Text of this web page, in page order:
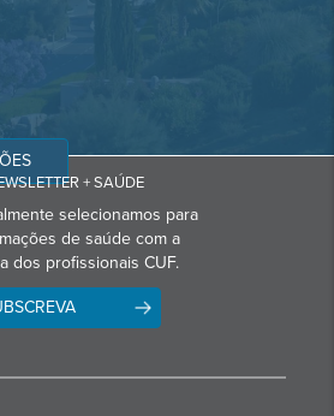
+ SAÚDE
selecionamos para
de saúde com a
dos profissionais CUF.